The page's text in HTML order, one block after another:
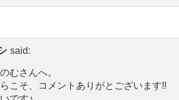
said:
むさんへ。
こそ、コメントありがとございます!!